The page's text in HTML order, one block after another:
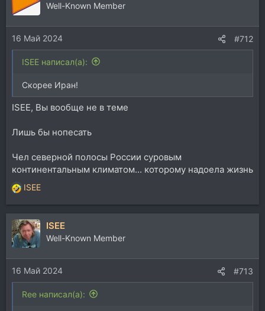
Well-Known Member
16 Май 2024 #712
ISEE написал(а):
Скорее Иран!
ISEE, Вы вообще не в теме
Лишь бы нопесать
Чел северной полосы России суровым
континентальным климатом... которому надоела жизнь
Р
е
а
к
ц
и
и
:
ISEE
ISEE
Well-Known Member
16 Май 2024 #713
Ree написал(а):